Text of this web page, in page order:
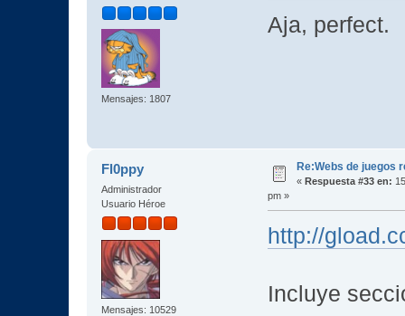
Mensajes: 1807
Aja, perfect.
Fl0ppy
Administrador
Usuario Héroe
Mensajes: 10529
Re:Webs de juegos
« Respuesta #33 en:
pm »
http://
Incluye